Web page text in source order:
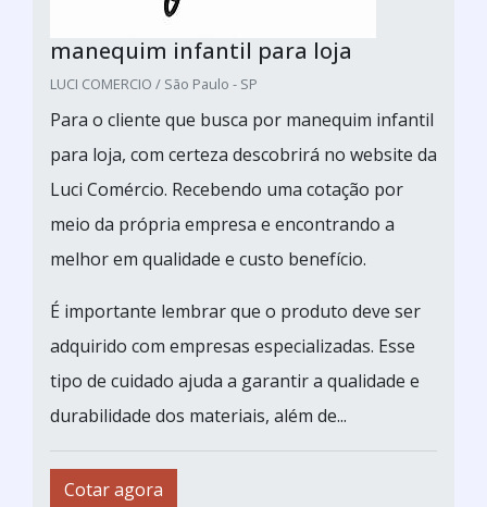
manequim infantil para loja
LUCI COMERCIO / São Paulo - SP
Para o cliente que busca por manequim infantil
para loja, com certeza descobrirá no website da
Luci Comércio. Recebendo uma cotação por
meio da própria empresa e encontrando a
melhor em qualidade e custo benefício.
É importante lembrar que o produto deve ser
adquirido com empresas especializadas. Esse
tipo de cuidado ajuda a garantir a qualidade e
durabilidade dos materiais, além de...
Cotar agora